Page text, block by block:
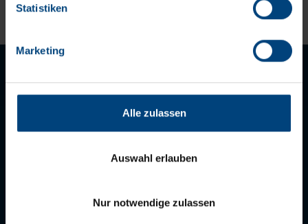
Datenschutzerklärung
Statistiken
Marketing
Alle zulassen
Auswahl erlauben
Nur notwendige zulassen
LET'S STAY IN TOUCH